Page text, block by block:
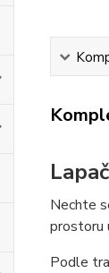
Nechte
prostoru
Podle